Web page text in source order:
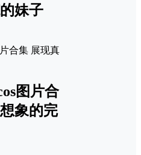
妹子
图片合
象的完